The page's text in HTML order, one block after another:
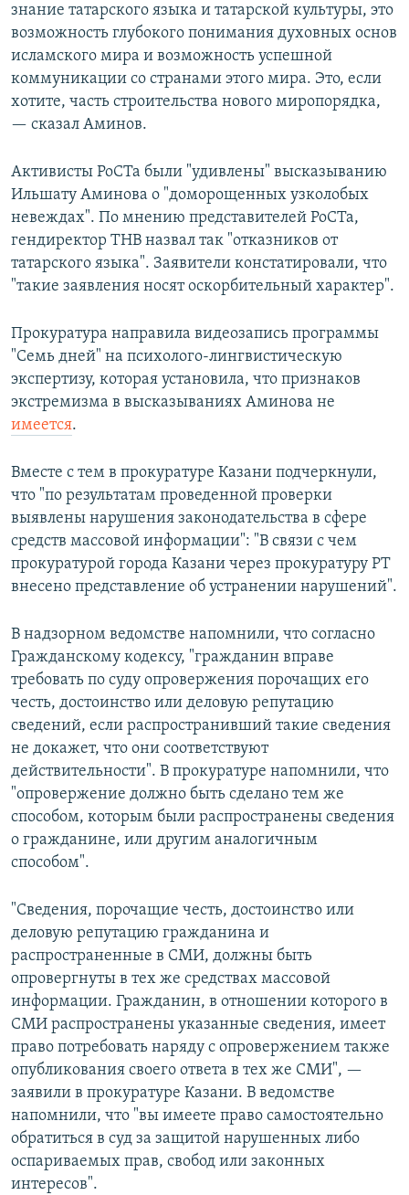
знание татарского языка и татарской культуры, это
возможность глубокого понимания духовных основ
исламского мира и возможность успешной
коммуникации со странами этого мира. Это, если
хотите, часть строительства нового миропорядка,
— сказал Аминов.
Активисты РоСТа были "удивлены" высказыванию
Ильшату Аминова о "доморощенных узколобых
невеждах". По мнению представителей РоСТа,
гендиректор ТНВ назвал так "отказников от
татарского языка". Заявители констатировали, что
"такие заявления носят оскорбительный характер".
Прокуратура направила видеозапись программы
"Семь дней" на психолого-лингвистическую
экспертизу, которая установила, что признаков
экстремизма в высказываниях Аминова не
имеется.
Вместе с тем в прокуратуре Казани подчеркнули,
что "по результатам проведенной проверки
выявлены нарушения законодательства в сфере
средств массовой информации": "В связи с чем
прокуратурой города Казани через прокуратуру РТ
внесено представление об устранении нарушений".
В надзорном ведомстве напомнили, что согласно
Гражданскому кодексу, "гражданин вправе
требовать по суду опровержения порочащих его
честь, достоинство или деловую репутацию
сведений, если распространивший такие сведения
не докажет, что они соответствуют
действительности". В прокуратуре напомнили, что
"опровержение должно быть сделано тем же
способом, которым были распространены сведения
о гражданине, или другим аналогичным
способом".
"Сведения, порочащие честь, достоинство или
деловую репутацию гражданина и
распространенные в СМИ, должны быть
опровергнуты в тех же средствах массовой
информации. Гражданин, в отношении которого в
СМИ распространены указанные сведения, имеет
право потребовать наряду с опровержением также
опубликования своего ответа в тех же СМИ", —
заявили в прокуратуре Казани. В ведомстве
напомнили, что "вы имеете право самостоятельно
обратиться в суд за защитой нарушенных либо
оспариваемых прав, свобод или законных
интересов".